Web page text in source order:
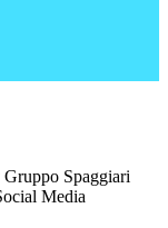
Spaggiari
Media